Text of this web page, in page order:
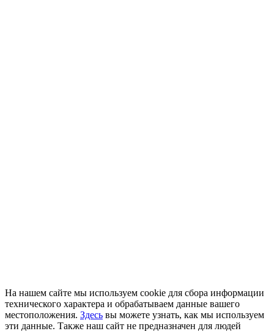
На нашем сайте мы используем cookie для сбора информации
технического характера и обрабатываем данные вашего
местоположения. Здесь вы можете узнать, как мы используем
эти данные. Также наш сайт не предназначен для людей